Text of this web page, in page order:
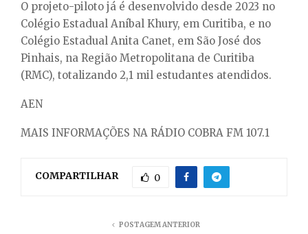
O projeto-piloto já é desenvolvido desde 2023 no
Colégio Estadual Aníbal Khury, em Curitiba, e no
Colégio Estadual Anita Canet, em São José dos
Pinhais, na Região Metropolitana de Curitiba
(RMC), totalizando 2,1 mil estudantes atendidos.
AEN
MAIS INFORMAÇÕES NA RÁDIO COBRA FM 107.1
COMPARTILHAR 0
POSTAGEM ANTERIOR